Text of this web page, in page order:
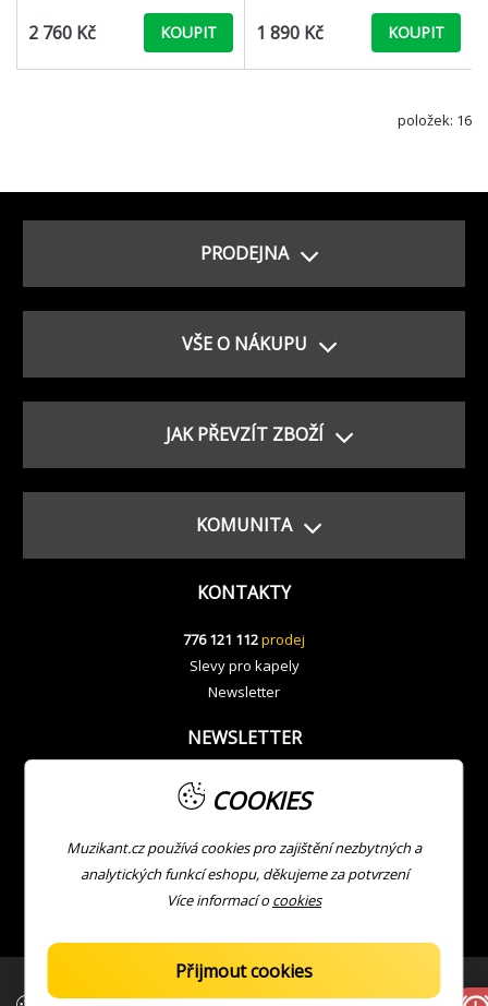
2 760 Kč KOUPIT 1 890 Kč KOUPIT
položek: 16
PRODEJNA
VŠE O NÁKUPU
JAK PŘEVZÍT ZBOŽÍ
KOMUNITA
KONTAKTY
776 121 112prodej
Slevy pro kapely
Newsletter
NEWSLETTER
COOKIES
Muzikant.cz používá cookies pro zajištění nezbytných a
analytických funkcí eshopu, děkujeme za potvrzení
Více informací ocookies
Přijmout cookies